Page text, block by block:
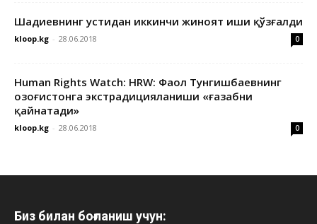
Шадиевнинг устидан иккинчи жиноят иши қўзғалди
kloop.kg - 28.06.2018 0
Human Rights Watch: HRW: Фаол Тунгишбаевнинг
Қозоғистонга экстрадицияланиши «ғазабни
қайнатади»
kloop.kg - 28.06.2018 0
Биз билан боғланиш учун: